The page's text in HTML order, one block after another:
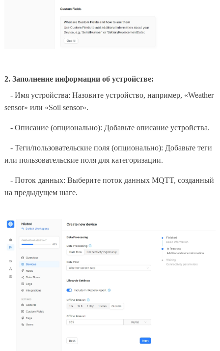
2. Заполнение информации об устройстве:
- Имя устройства: Назовите устройство, например, «Weather
sensor» или «Soil sensor».
- Описание (опционально): Добавьте описание устройства.
- Теги/пользовательские поля (опционально): Добавьте теги
или пользовательские поля для категоризации.
- Поток данных: Выберите поток данных MQTT, созданный
на предыдущем шаге.